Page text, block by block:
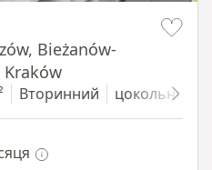
Bieżanów-
Вторинний цокольний